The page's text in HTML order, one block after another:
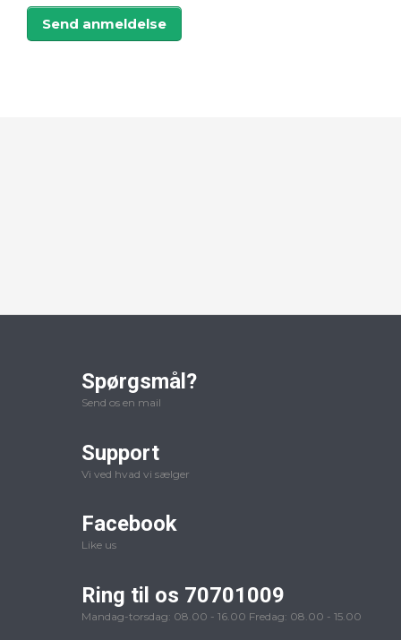
Send anmeldelse
Spørgsmål?
Send os en mail
Support
Vi ved hvad vi sælger
Facebook
Like us
Ring til os 70701009
Mandag-torsdag: 08.00 - 16.00 Fredag: 08.00 - 15.00